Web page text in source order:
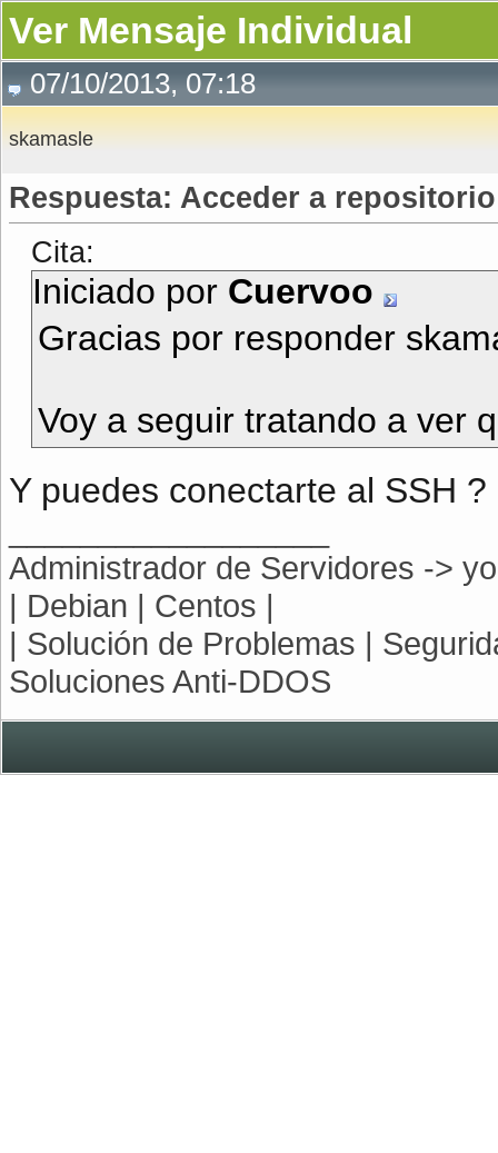
Ver Mensaje Individual
07/10/2013, 07:18
skamasle
Respuesta: Acceder a
Cita:
Iniciado por Cuervoo
Gracias por responder
Voy a seguir tratando a ver
Y puedes conectarte al SSH ?
Administrador de Servidores ->
| Debian | Centos |
| Solución de Problemas |
Soluciones Anti-DDOS